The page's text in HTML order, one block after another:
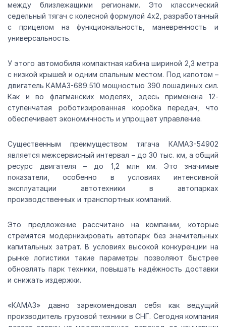
между близлежащими регионами. Это классический
седельный тягач с колесной формулой 4х2, разработанный
с прицелом на функциональность, маневренность и
универсальность.
У этого автомобиля компактная кабина шириной 2,3 метра
с низкой крышей и одним спальным местом. Под капотом –
двигатель КАМАЗ-689.510 мощностью 390 лошадиных сил.
Как и во флагманских моделях, здесь применена 12-
ступенчатая роботизированная коробка передач, что
обеспечивает экономичность и упрощает управление.
Существенным преимуществом тягача КАМАЗ-54902
является межсервисный интервал – до 30 тыс. км, а общий
ресурс двигателя – до 1,2 млн км. Это значимые
показатели, особенно в условиях интенсивной
эксплуатации автотехники в автопарках
производственных и транспортных компаний.
Это предложение рассчитано на компании, которые
стремятся модернизировать автопарк без значительных
капитальных затрат. В условиях высокой конкуренции на
рынке логистики такие параметры позволяют быстрее
обновлять парк техники, повышать надёжность доставки
и снижать издержки.
«КАМАЗ» давно зарекомендовал себя как ведущий
производитель грузовой техники в СНГ. Сегодня компания